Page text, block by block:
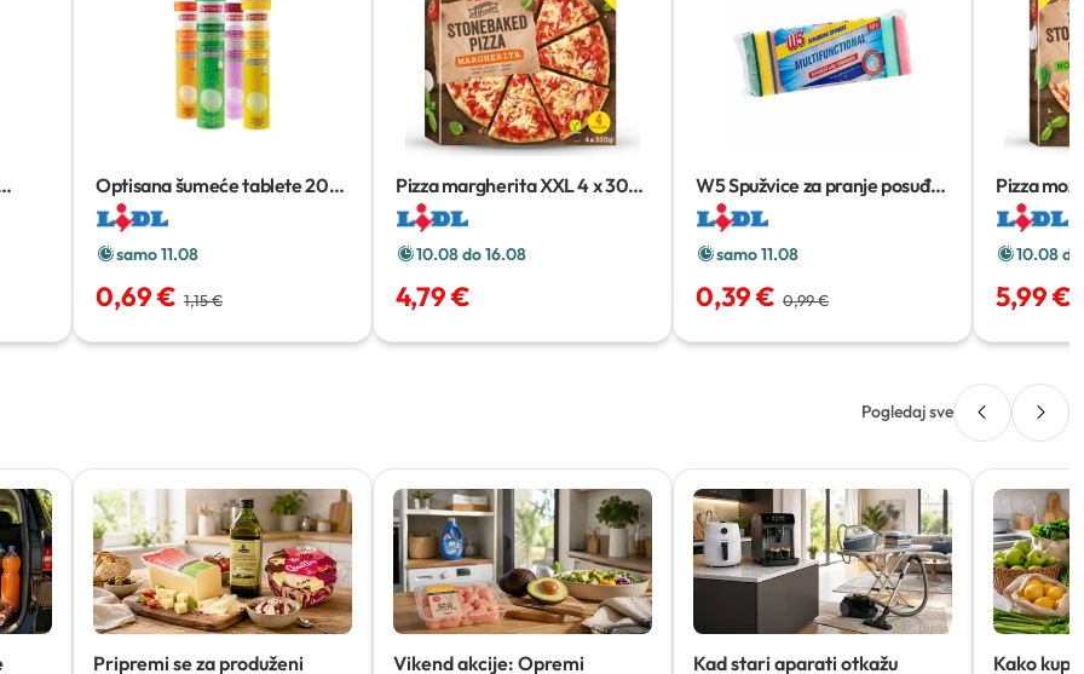
Optisana šumeće tablete20
komada
samo 11.08
0,69 € 1,15 €
Pizza margherita XXL4 x 300
g
10.08 do 16.08
4,79 €
W5 Spužvice za pranje posuđa
10 kom
samo 11.08
0,39 € 0,99 €
Pizza
10.08
5,99 €
Pogledaj sve
Pripremi se za produženi Vikend akcije: Opremi Kad stari aparati otkažu Kako